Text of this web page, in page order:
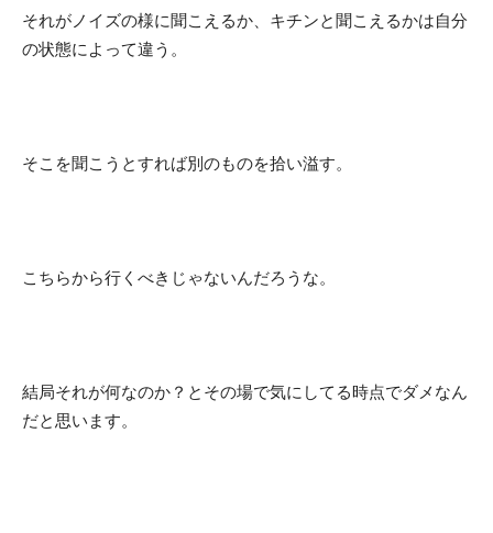
それがノイズの様に聞こえるか、キチンと聞こえるかは自分
の状態によって違う。
そこを聞こうとすれば別のものを拾い溢す。
こちらから行くべきじゃないんだろうな。
結局それが何なのか？とその場で気にしてる時点でダメなん
だと思います。